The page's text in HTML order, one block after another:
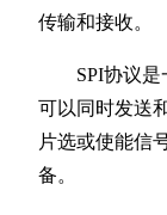
传输和接收。
SPI协议是一
可以同时发送
片选或使能信
备。